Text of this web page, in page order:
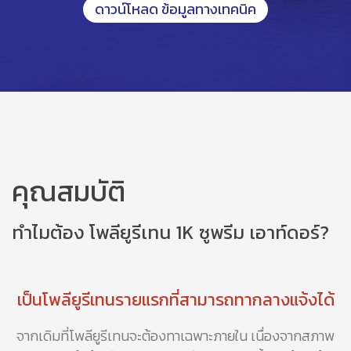
ดาวน์โหลด ข้อมูลทางเทคนิค
คุณสมบัติ
ทำไมต้อง โพลียูรีเทน 1K ซูพรีม เอาท์ดอร์?
เป็นโพลียูรีเทนรายแรกที่สามารถทากลางแจ้งได้
จากเดิมที่โพลียูรีเทนจะต้องทาเฉพาะภายใน เนื่องจากสภาพ